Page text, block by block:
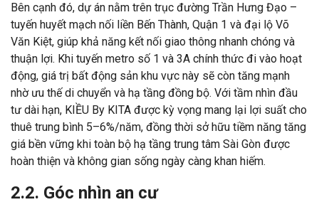
Bên cạnh đó, dự án nằm trên trục đường Trần Hưng Đạo –
tuyến huyết mạch nối liền Bến Thành, Quận 1 và đại lộ Võ
Văn Kiệt, giúp khả năng kết nối giao thông nhanh chóng và
thuận lợi. Khi tuyến metro số 1 và 3A chính thức đi vào hoạt
động, giá trị bất động sản khu vực này sẽ còn tăng mạnh
nhờ ưu thế di chuyển và hạ tầng đồng bộ. Với tầm nhìn đầu
tư dài hạn, KIỀU By KITA được kỳ vọng mang lại lợi suất cho
thuê trung bình 5–6%/năm, đồng thời sở hữu tiềm năng tăng
giá bền vững khi toàn bộ hạ tầng trung tâm Sài Gòn được
hoàn thiện và không gian sống ngày càng khan hiếm.
2.2. Góc nhìn an cư